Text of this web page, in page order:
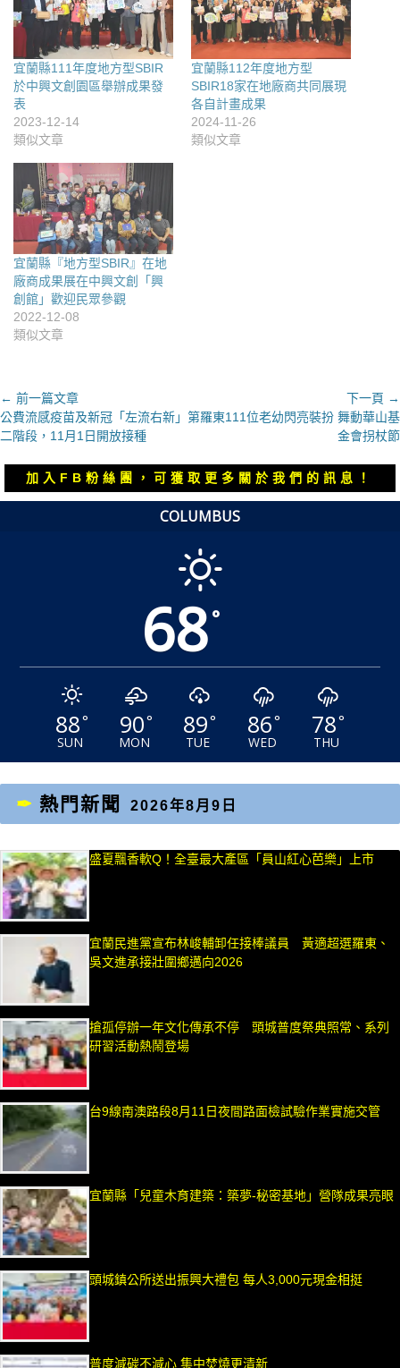
宜蘭縣111年度地方型SBIR
於中興文創園區舉辦成果發
表
2023-12-14
類似文章
宜蘭縣112年度地方型
SBIR18家在地廠商共同展現
各自計畫成果
2024-11-26
類似文章
宜蘭縣『地方型SBIR』在地
廠商成果展在中興文創「興
創館」歡迎民眾參觀
2022-12-08
類似文章
文
章
導
覽
← 前一篇文章
上
一
章：
公費流感疫苗及新冠「左流右新」第
二階段，11月1日開放接種
下一頁 →
下
文
章：
羅東111位老幼閃亮裝扮 舞動華山基
金會拐杖節
加入FB粉絲團，可獲取更多關於我們的訊息！
COLUMBUS
68°
88°
SUN
90°
MON
89°
TUE
86°
WED
78°
THU
熱門新聞 2026年8月9日
盛夏飄香軟Q！全臺最大產區「員山紅心芭樂」上市
宜蘭民進黨宣布林峻輔卸任接棒議員 黃適超選羅東、
吳文進承接壯圍鄉邁向2026
搶孤停辦一年文化傳承不停 頭城普度祭典照常、系列
研習活動熱鬧登場
台9線南澳路段8月11日夜間路面檢試驗作業實施交管
宜蘭縣「兒童木育建築：築夢-秘密基地」營隊成果亮眼
頭城鎮公所送出振興大禮包 每人3,000元現金相挺
普度減碳不減心 集中焚燒更清新